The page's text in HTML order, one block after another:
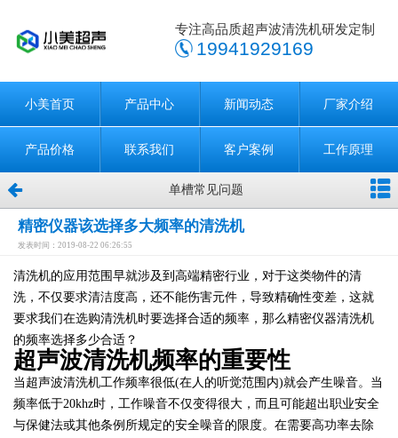
专注高品质超声波清洗机研发定制
19941929169
小美首页 产品中心 新闻动态 厂家介绍
产品价格 联系我们 客户案例 工作原理
单槽常见问题
精密仪器该选择多大频率的清洗机
发表时间：2019-08-22 06:26:55
清洗机的应用范围早就涉及到高端精密行业，对于这类物件的清
洗，不仅要求清洁度高，还不能伤害元件，导致精确性变差，这就
要求我们在选购清洗机时要选择合适的频率，那么精密仪器清洗机
的频率选择多少合适？
超声波清洗机频率的重要性
当超声波清洗机工作频率很低(在人的听觉范围内)就会产生噪音。当
频率低于20khz时，工作噪音不仅变得很大，而且可能超出职业安全
与保健法或其他条例所规定的安全噪音的限度。在需要高功率去除